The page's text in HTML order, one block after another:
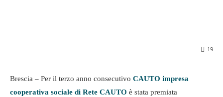
19
Brescia – Per il terzo anno consecutivo CAUTO impresa
cooperativa sociale di Rete CAUTO è stata premiata